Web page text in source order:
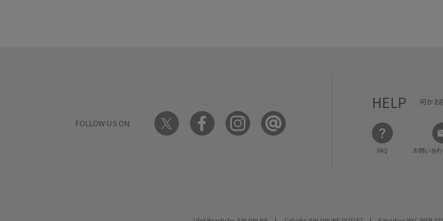
FOLLOW US ON
HELP 何かお
FAQ お問い合